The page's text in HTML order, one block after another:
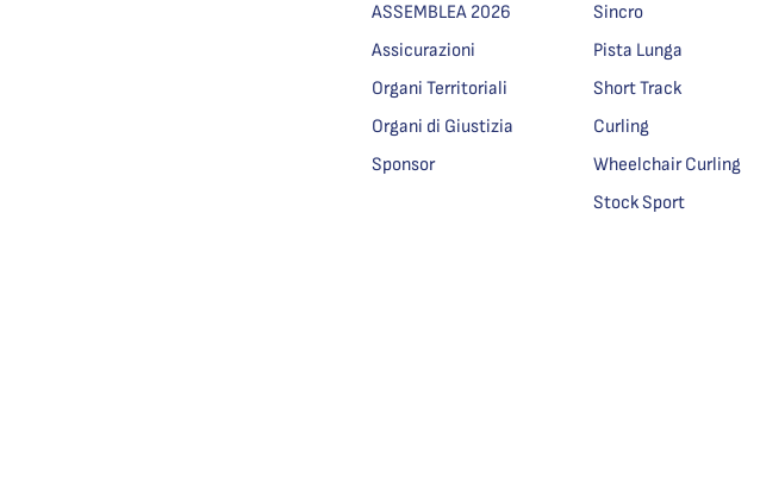
ASSEMBLEA 2026
Assicurazioni
Organi Territoriali
Organi di Giustizia
Sponsor
Sincro
Pista Lunga
Short Track
Curling
Wheelchair Curling
Stock Sport